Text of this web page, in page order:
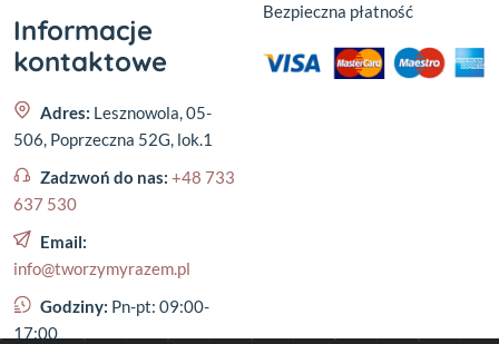
Informacje
kontaktowe
Adres: Lesznowola, 05-
506, Poprzeczna 52G, lok.1
Zadzwoń do nas: +48 733
637 530
Email:
info@tworzymyrazem.pl
Godziny: Pn-pt: 09:00-
17:00
Bezpieczna płatność